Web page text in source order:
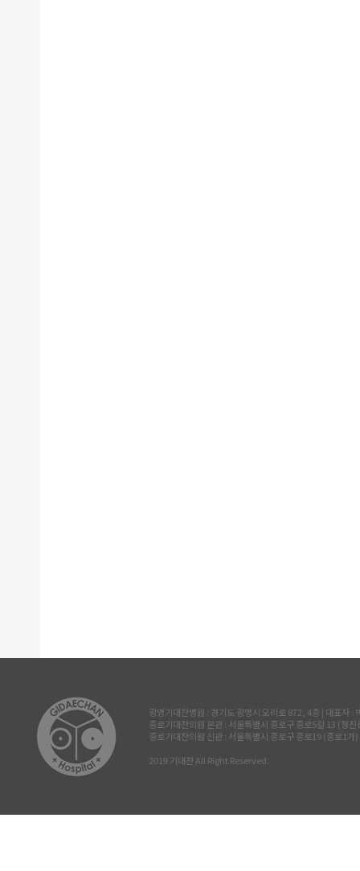
광명기대찬병원 : 경기도 광명시 오리로 872, 4층 | 대표
종로기대찬의원 본관 : 서울특별시 종로구 종로5길 13 (청
종로기대찬의원 신관 : 서울특별시 종로구 종로19 (종로1
2019 기대찬 All Right Reserved.